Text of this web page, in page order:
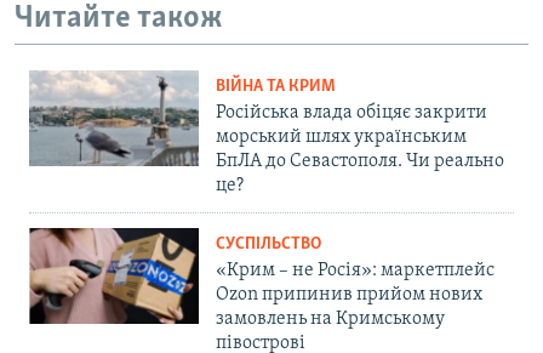
Читайте також
ВІЙНА ТА КРИМ
Російська влада обіцяє закрити
морський шлях українським
БпЛА до Севастополя. Чи реально
це?
СУСПІЛЬСТВО
«Крим – не Росія»: маркетплейс
Ozon припинив прийом нових
замовлень на Кримському
півострові